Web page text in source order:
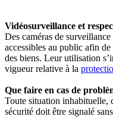
Vidéosurveillance et
Des caméras de
accessibles au public afin
des biens. Leur utilisation
vigueur relative à la
Que faire en cas de
Toute situation inhabituelle,
sécurité doit être signalé